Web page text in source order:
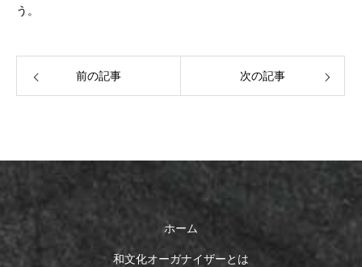
う。
前の記事 次の記事
ホーム
和文化オーガナイザーとは